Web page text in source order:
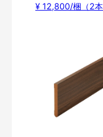
¥ 12,800/梱（2本